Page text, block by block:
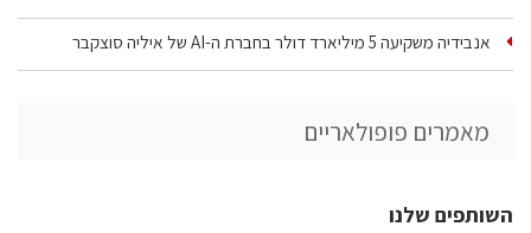
אנבידיה משקיעה 5 מיליארד דולר בחברת ה-AI של איליה סוצקבר
מאמרים פופולאריים
השותפים שלנו